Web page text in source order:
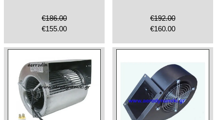
€186.00
€155.00
€192.00
€160.00